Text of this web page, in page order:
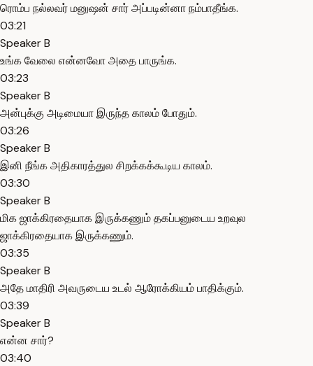
ரொம்ப நல்லவர் மனுஷன் சார் அப்படின்னா நம்பாதீங்க.
03:21
Speaker B
உங்க வேலை என்னவோ அதை பாருங்க.
03:23
Speaker B
அன்புக்கு அடிமையா இருந்த காலம் போதும்.
03:26
Speaker B
இனி நீங்க அதிகாரத்துல சிறக்கக்கூடிய காலம்.
03:30
Speaker B
மிக ஜாக்கிரதையாக இருக்கணும் தகப்பனுடைய உறவுல
ஜாக்கிரதையாக இருக்கணும்.
03:35
Speaker B
அதே மாதிரி அவருடைய உடல் ஆரோக்கியம் பாதிக்கும்.
03:39
Speaker B
என்ன சார்?
03:40